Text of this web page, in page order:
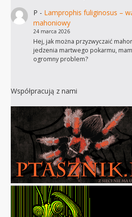
P - Lamprophis fuliginosus –
mahoniowy
24 marca 2026
Hej, jak można przyzwyczaić
jedzenia martwego pokarmu,
ogromny problem?
Współpracują z nami